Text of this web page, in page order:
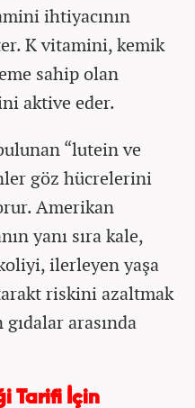
ihtiyacının
K vitamini, kemik
sahip olan
aktive eder.
“lutein ve
göz hücrelerini
Amerikan
yanı sıra kale,
ilerleyen yaşa
riskini azaltmak
arasında
Tarifi İçin